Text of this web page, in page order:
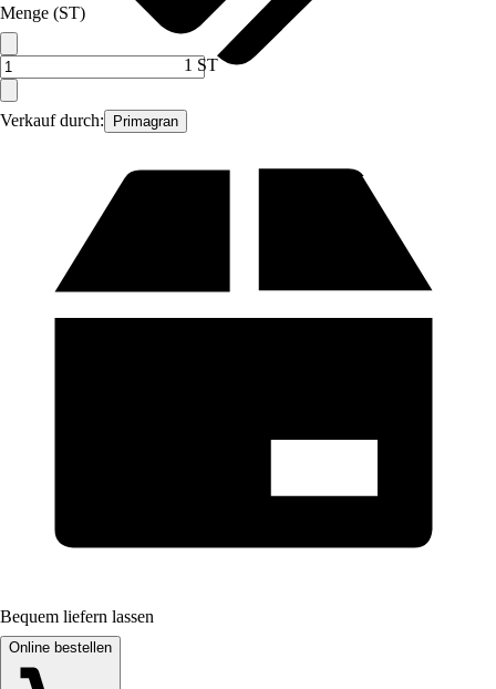
Verkauf durch: Primagran
Menge (ST)
1 ST
Bequem liefern lassen
Online bestellen